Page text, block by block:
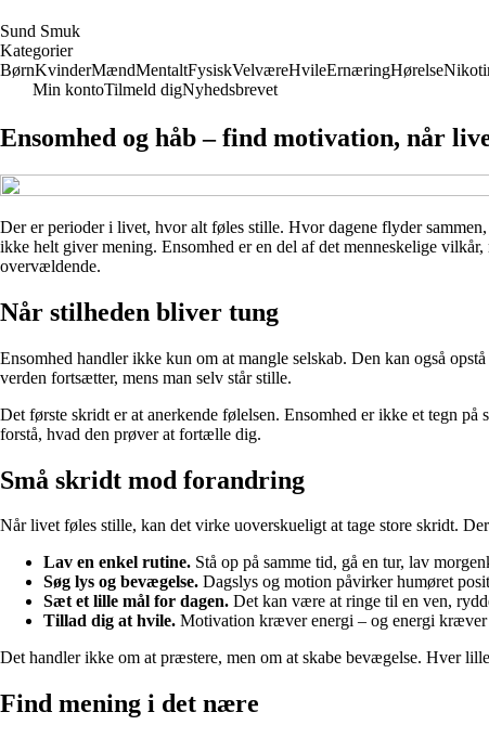
Sund Smuk
Kategorier
BørnKvinderMændMentaltFysiskVelværeHvileErnæringHørelse
Min kontoTilmeld digNyhedsbrevet
Ensomhed og håb – find motivation, når
Der er perioder i livet, hvor alt føles stille. Hvor dagene flyder
ikke helt giver mening. Ensomhed er en del af det menneskelige
overvældende.
Når stilheden bliver tung
Ensomhed handler ikke kun om at mangle selskab. Den kan også
verden fortsætter, mens man selv står stille.
Det første skridt er at anerkende følelsen. Ensomhed er ikke et tegn
forstå, hvad den prøver at fortælle dig.
Små skridt mod forandring
Når livet føles stille, kan det virke uoverskueligt at tage store skridt.
Lav en enkel rutine. Stå op på samme tid, gå en tur, lav
Søg lys og bevægelse. Dagslys og motion påvirker humøret
Sæt et lille mål for dagen. Det kan være at ringe til en ven,
Tillad dig at hvile. Motivation kræver energi – og energi kræver
Det handler ikke om at præstere, men om at skabe bevægelse. Hver
Find mening i det nære